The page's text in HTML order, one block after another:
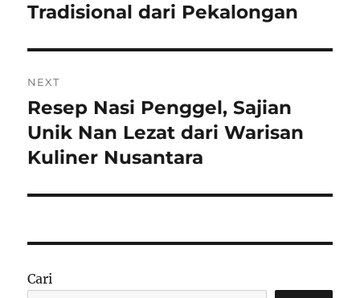
post:
Tradisional dari Pekalongan
NEXT
Next
post:
Resep Nasi Penggel, Sajian
Unik Nan Lezat dari Warisan
Kuliner Nusantara
Cari